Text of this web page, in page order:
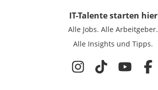
IT-Talentestarten hier
Alle Jobs. Alle Arbeitgeber.
Alle Insights und Tipps.